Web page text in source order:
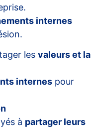
internes
les valeurs et la
internes pour
à partager leurs